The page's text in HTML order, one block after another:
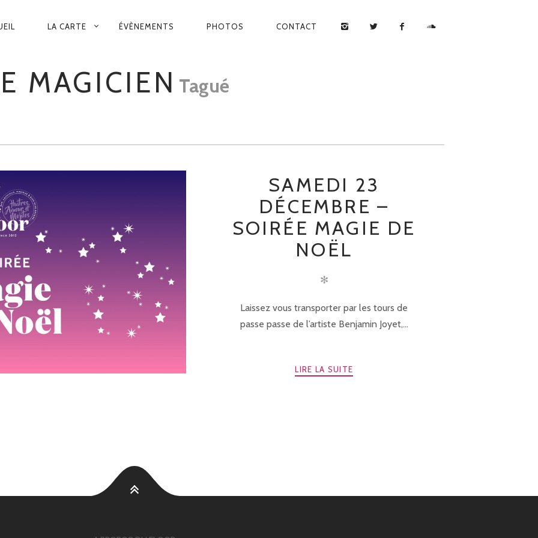
LA CARTE ÉVÈNEMENTS PHOTOS CONTACT
MAGICIEN Tagué
SAMEDI 23
DÉCEMBRE –
SOIRÉE MAGIE DE
NOËL
✻
Laissez vous transporter par les tours de
passe passe de l’artiste Benjamin Joyet,...
LIRE LA SUITE